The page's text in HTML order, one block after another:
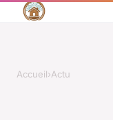
Accueil›Actu